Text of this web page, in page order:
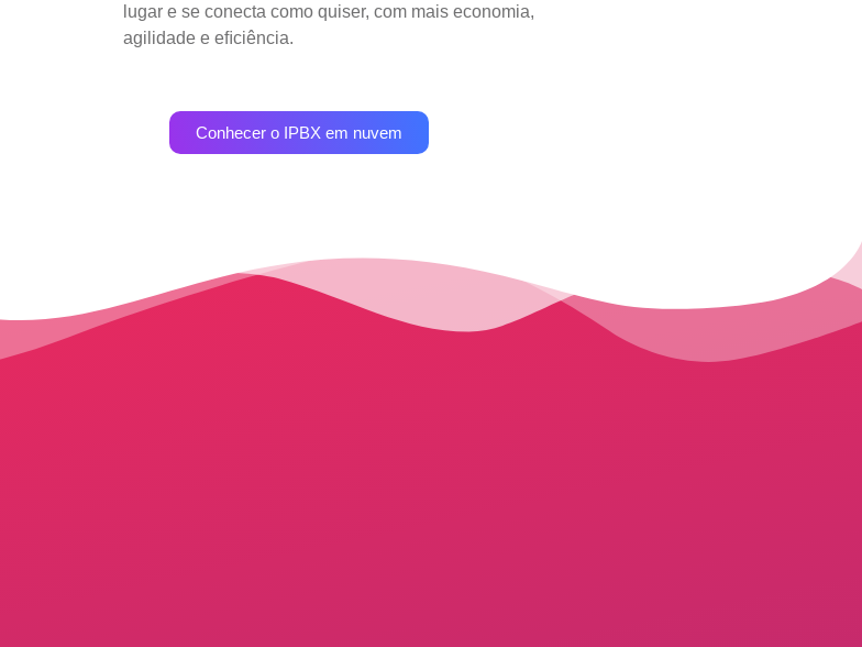
lugar e se conecta como quiser, com mais economia,
agilidade e eﬁciência.
Conhecer o IPBX em nuvem